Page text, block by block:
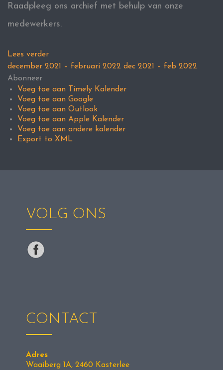
Raadpleeg ons archief met behulp van onze
medewerkers.
Lees verder
december 2021 – februari 2022 dec 2021 – feb 2022
Abonneer
Voeg toe aan Timely Kalender
Voeg toe aan Google
Voeg toe aan Outlook
Voeg toe aan Apple Kalender
Voeg toe aan andere kalender
Export to XML
VOLG ONS
CONTACT
Adres
Waaiberg 1A, 2460 Kasterlee